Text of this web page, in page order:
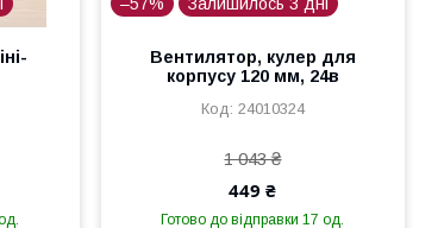
Вентилятор, кулер для
корпусу 120 мм, 24в
24010324
1 043 ₴
449 ₴
Готово до відправки 17 од.